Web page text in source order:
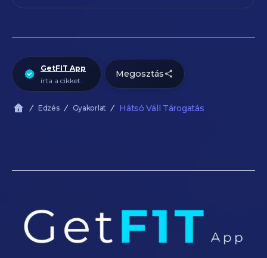
GetFIT App
írta a cikket.
Megosztás
Edzés Gyakorlat Hátsó Váll Tárogatás